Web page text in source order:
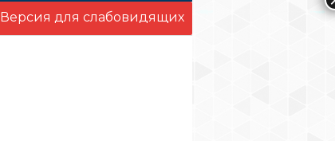
Версия для слабовидящих